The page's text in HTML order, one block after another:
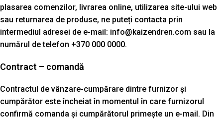
plasarea comenzilor, livrarea online, utilizarea site-ului web
sau returnarea de produse, ne puteți contacta prin
intermediul adresei de e-mail: info@kaizendren.com sau la
numărul de telefon +370 000 0000.
Contract – comandă
Contractul de vânzare-cumpărare dintre furnizor și
cumpărător este încheiat în momentul în care furnizorul
confirmă comanda și cumpărătorul primește un e-mail. Din